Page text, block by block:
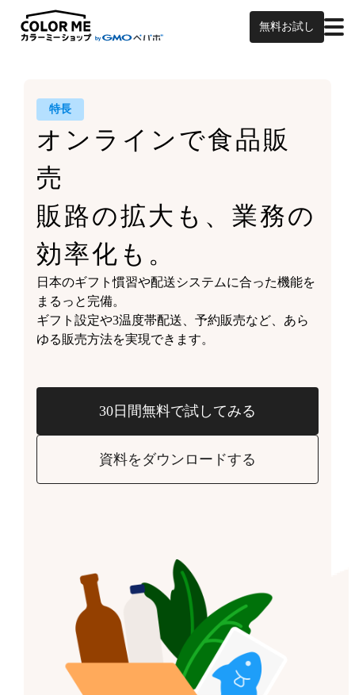
無料お試し
特長
オンラインで食品販
売
販路の拡大も、業務の
効率化も。
日本のギフト慣習や配送システムに合った機能を
まるっと完備。
ギフト設定や3温度帯配送、予約販売など、 あら
ゆる販売方法を実現できます。
30日間無料で試してみる
資料をダウンロードする